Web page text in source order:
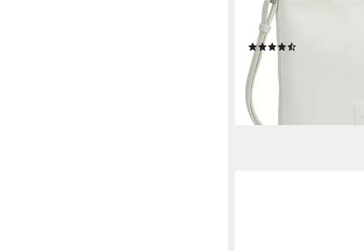
Schultertasche,
Logo-Aufnäher
45,00 €
lieferbar - in 1-2